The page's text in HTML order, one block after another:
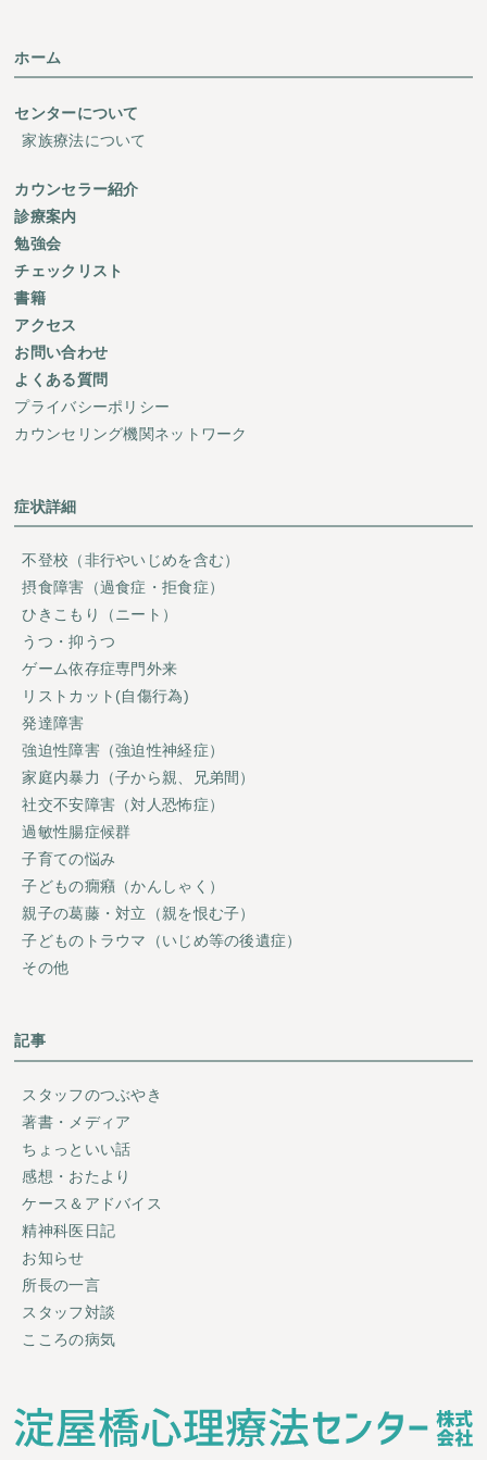
ホーム
センターについて
家族療法について
カウンセラー紹介
診療案内
勉強会
チェックリスト
書籍
アクセス
お問い合わせ
よくある質問
プライバシーポリシー
カウンセリング機関ネットワーク
症状詳細
不登校（非行やいじめを含む）
摂食障害（過食症・拒食症）
ひきこもり（ニート）
うつ・抑うつ
ゲーム依存症専門外来
リストカット(自傷行為)
発達障害
強迫性障害（強迫性神経症）
家庭内暴力（子から親、兄弟間）
社交不安障害（対人恐怖症）
過敏性腸症候群
子育ての悩み
子どもの癇癪（かんしゃく）
親子の葛藤・対立（親を恨む子）
子どものトラウマ（いじめ等の後遺症）
その他
記事
スタッフのつぶやき
著書・メディア
ちょっといい話
感想・おたより
ケース＆アドバイス
精神科医日記
お知らせ
所長の一言
スタッフ対談
こころの病気